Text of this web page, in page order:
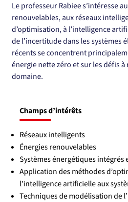
Champs d’intérêts
Réseaux intelligents
Énergies renouvelables
Systèmes énergétiques intégrés
Application des méthodes
l’intelligence artificielle aux
Techniques de modélisation de
Le professeur Rabiee s’intéresse
renouvelables, aux réseaux
d’optimisation, à l’intelligence
de l’incertitude dans les systèmes
récents se concentrent
énergie nette zéro et sur les défis à
domaine.